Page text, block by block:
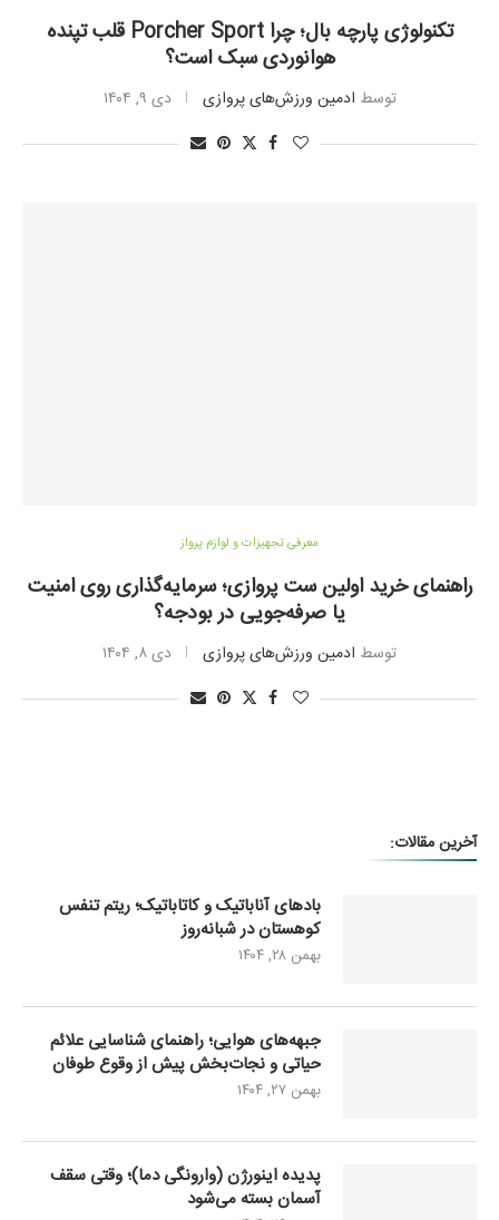
تکنولوژی پارچه بال؛ چرا Porcher Sport قلب تپنده
هوانوردی سبک است؟
توسط ادمین ورزش‌های پروازی دی ۹, ۱۴۰۴
معرفی تجهیزات و لوازم پرواز
راهنمای خرید اولین ست پروازی؛ سرمایه‌گذاری روی امنیت
یا صرفه‌جویی در بودجه؟
توسط ادمین ورزش‌های پروازی دی ۸, ۱۴۰۴
آخرین مقالات:
بادهای آناباتیک و کاتاباتیک؛ ریتم تنفس
کوهستان در شبانه‌روز
بهمن ۲۸, ۱۴۰۴
جبهه‌های هوایی؛ راهنمای شناسایی علائم
حیاتی و نجات‌بخش پیش از وقوع طوفان
بهمن ۲۷, ۱۴۰۴
پدیده اینورژن (وارونگی دما)؛ وقتی سقف
آسمان بسته می‌شود